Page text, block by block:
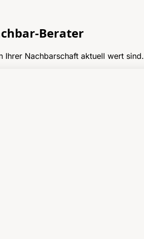
Berater
Ihrer Nachbarschaft aktuell wert sind.